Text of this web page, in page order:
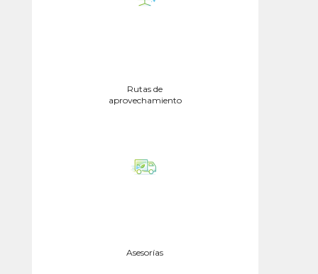
Rutas de
aprovechamiento
Asesorías